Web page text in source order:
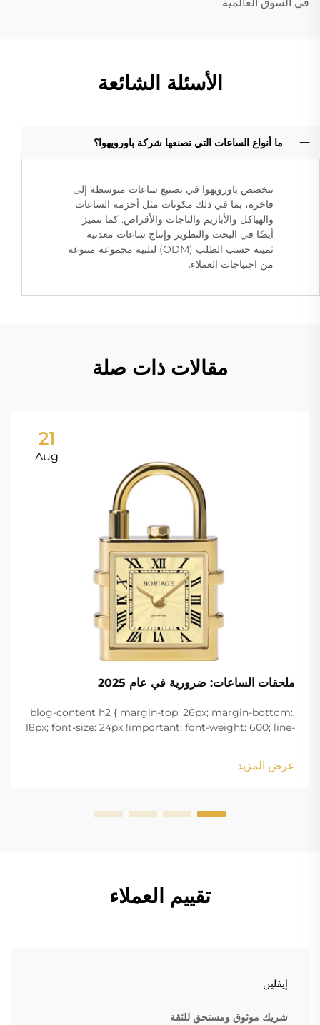
الأسئلة الشائعة
ما أنواع الساعات التي تصنعها شركة باورويهوا؟
تتخصص باورويهوا في تصنيع ساعات متوسطة إلى
فاخرة، بما في ذلك مكونات مثل أحزمة الساعات
والهياكل والأبازيم والتاجات والأقراص. كما نتميز
أيضًا في البحث والتطوير وإنتاج ساعات معدنية
ثمينة حسب الطلب (ODM) لتلبية مجموعة متنوعة
من احتياجات العملاء.
مقالات ذات صلة
21
Aug
ملحقات الساعات: ضرورية في عام 2025
.blog-content h2 { margin-top: 26px; margin-bottom:
18px; font-size: 24px !important; font-weight: 600; line-
margin-bottom: 18px; font-size: 20px !important; font-
w...
عرض المزيد
تقييم العملاء
إيفلين
شريك موثوق ومستحق للثقة